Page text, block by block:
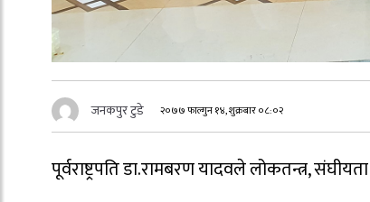
जनकपुर टुडे २०७७ फाल्गुन १४, शुक्रबार ०८:०२
पूर्वराष्ट्रपति डा.रामबरण यादवले लोकतन्त्र,